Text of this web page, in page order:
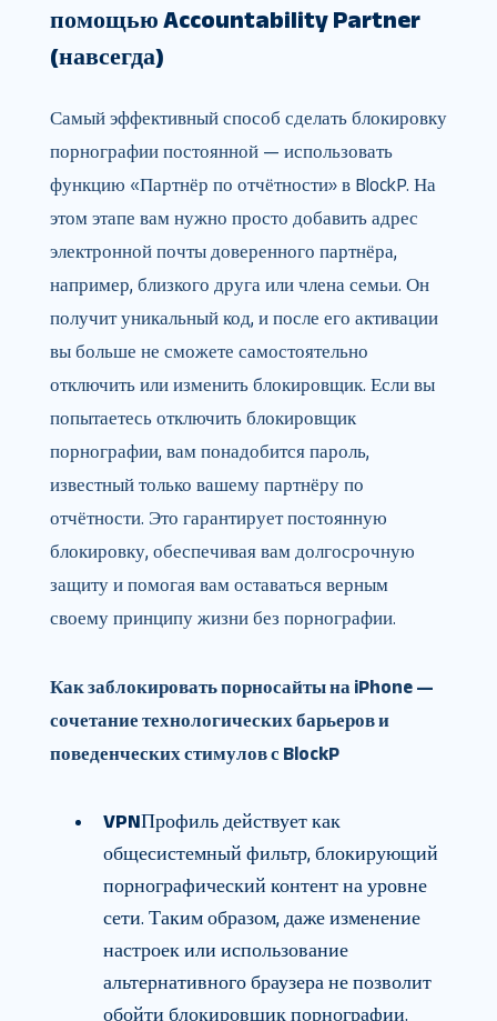
помощью Accountability Partner
(навсегда)
Самый эффективный способ сделать блокировку
порнографии постоянной — использовать
функцию «Партнёр по отчётности» в BlockP. На
этом этапе вам нужно просто добавить адрес
электронной почты доверенного партнёра,
например, близкого друга или члена семьи. Он
получит уникальный код, и после его активации
вы больше не сможете самостоятельно
отключить или изменить блокировщик. Если вы
попытаетесь отключить блокировщик
порнографии, вам понадобится пароль,
известный только вашему партнёру по
отчётности. Это гарантирует постоянную
блокировку, обеспечивая вам долгосрочную
защиту и помогая вам оставаться верным
своему принципу жизни без порнографии.
Как заблокировать порносайты на iPhone —
сочетание технологических барьеров и
поведенческих стимулов с BlockP
VPNПрофиль действует как
общесистемный фильтр, блокирующий
порнографический контент на уровне
сети. Таким образом, даже изменение
настроек или использование
альтернативного браузера не позволит
обойти блокировщик порнографии.